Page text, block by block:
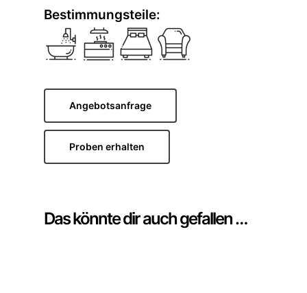
Bestimmungsteile:
Angebotsanfrage
Proben erhalten
Das könnte dir auch gefallen …